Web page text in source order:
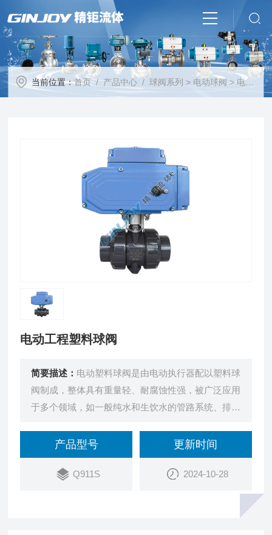
当前位置：首页/ 产品中心 /球阀系列 > 电动球阀 > 电动工程塑料球阀
电动工程塑料球阀
简要描述： 电动塑料球阀是由电动执行器配以塑料球
阀制成，整体具有重量轻、耐腐蚀性强，被广泛应用
于多个领域，如一般纯水和生饮水的管路系统、排水
溶液系统等多个行业。电动执行器采用一体化设计，
输入220V电源即可直接进行开关量调节，亦可内置
伺服模块，输入控制信号(4～20mADC或1～5VDC)
产品型号
Q911S
更新时间
2024-10-28